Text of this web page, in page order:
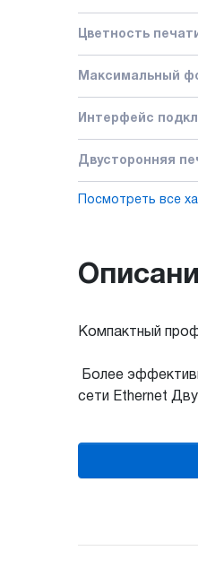
Цветность печати
Максимальный
Интерфейс
Двусторонняя
Посмотреть все
Компактный
Более
сети Ethernet